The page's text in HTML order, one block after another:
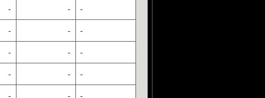
- - -
- - -
- - -
- - -
- - -